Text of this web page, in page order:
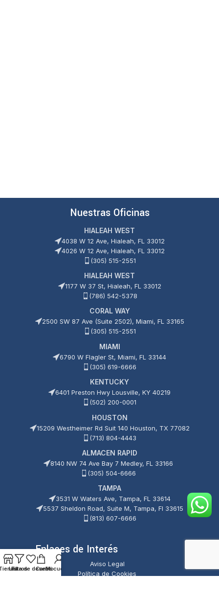
Nuestras Oficinas
HIALEAH WEST
4038 W 12 Ave, Hialeah, FL 33012
4026 W 12 Ave, Hialeah, FL 33012
(305) 515-2551
HIALEAH WEST
1177 W 37 St, Hialeah, FL 33012
(786) 542-5378
CORAL WAY
2500 SW 87 Ave (Suite 2502), Miami, FL 33165
(305) 515-2551
MIAMI
6790 W Flagler St, Miami, FL 33144
(305) 619-6666
KENTUCKY
6401 Preston Hwy Lousville, KY 40219
(502) 200-0001
HOUSTON
15209 Westheimer Rd Suit 140 Houston, TX 77082
(713) 804-4443
ALMACEN RAPID
8140 NW 74 Ave Bay 7 Medley, FL 33166
(305) 504-6666
TAMPA
3531 W Waters Ave, Tampa, FL 33614
5537 Sheldon Road, Suite M, Tampa, Fl 33615
(813) 607-6666
Enlaces de Interés
Aviso Legal
Política de Cookies
Filtros
Lista de deseos
CarritoMi cuenta